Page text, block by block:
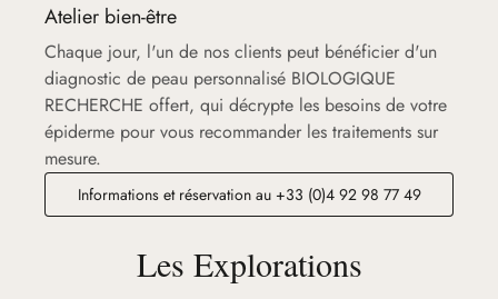
Atelier bien-être
Chaque jour, l'un de nos clients peut bénéficier d'un
diagnostic de peau personnalisé BIOLOGIQUE
RECHERCHE offert, qui décrypte les besoins de votre
épiderme pour vous recommander les traitements sur
mesure.
Informations et réservation au +33 (0)4 92 98 77 49
Les Explorations